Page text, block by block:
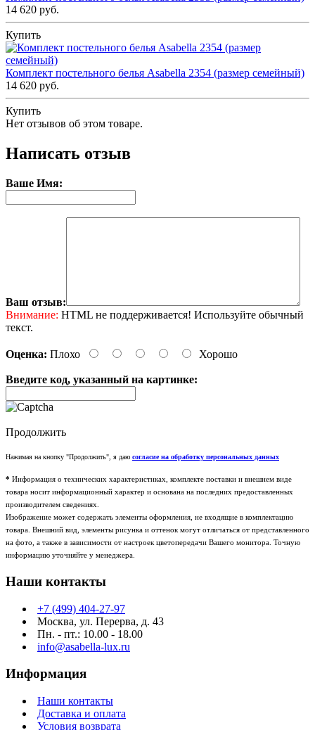
14 620 руб.
Купить
Комплект постельного белья Asabella 2354 (размер семейный)
14 620 руб.
Купить
Нет отзывов об этом товаре.
Написать отзыв
Ваше Имя:
Ваш отзыв:
Внимание: HTML не поддерживается! Используйте обычный
текст.
Оценка: Плохо Хорошо
Введите код, указанный на картинке:
Продолжить
Нажимая на кнопку "Продолжить", я даю согласие на обработку персональных данных
* Информация о технических характеристиках, комплекте поставки и внешнем виде
товара носит информационный характер и основана на последних предоставленных
производителем сведениях.
Изображение может содержать элементы оформления, не входящие в комплектацию
товара. Внешний вид, элементы рисунка и оттенок могут отличаться от представленного
на фото, а также в зависимости от настроек цветопередачи Вашего монитора. Точную
информацию уточняйте у менеджера.
Наши контакты
+7 (499) 404-27-97
Москва, ул. Перерва, д. 43
Пн. - пт.: 10.00 - 18.00
info@asabella-lux.ru
Информация
Наши контакты
Доставка и оплата
Условия возврата